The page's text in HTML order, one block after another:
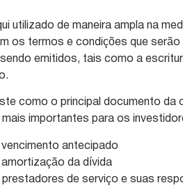
utilizado de maneira ampla na
os termos e condições que
emitidos, tais como a
como o principal documento da
importantes para os
antecipado
da dívida
de serviço e suas